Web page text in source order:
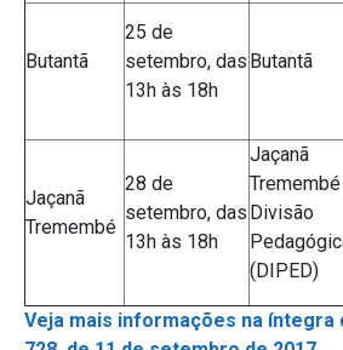
Butantã
25 de
setembro, das
13h às 18h
Butantã
Jaçanã
Tremembé
28 de
setembro, das
13h às 18h
Jaçanã
Divisão
(DIPED)
Veja mais informações na íntegra